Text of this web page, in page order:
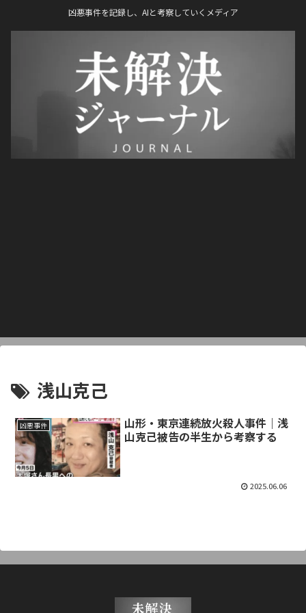
凶悪事件を記録し、AIと考察していくメディア
浅山克己
凶悪事件
山形・東京連続放火殺人事件｜浅
山克己被告の半生から考察する
2025.06.06